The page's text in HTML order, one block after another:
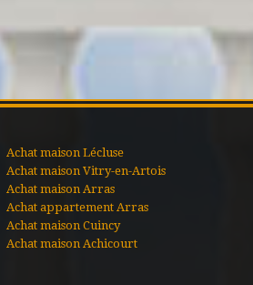
Achat maison Lécluse
Achat maison Vitry-en-Artois
Achat maison Arras
Achat appartement Arras
Achat maison Cuincy
Achat maison Achicourt